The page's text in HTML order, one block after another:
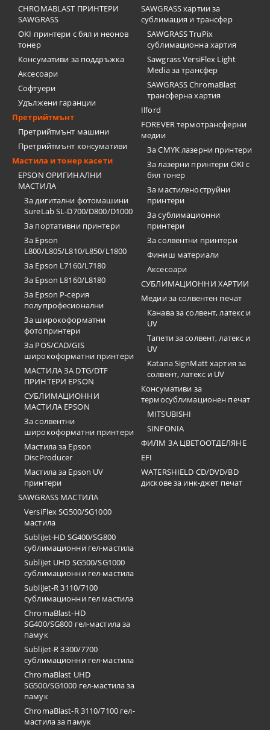
CHROMABLAST ПРИНТЕРИ
SAWGRASS
OKI принтери с бял и неонов
тонер
Консумативи за поддръжка
Аксесоари
Софтуери
Удължени гаранции
Претрийтмънт
Претрийтмънт машини
Претрийтмънт консумативи
Мастила и тонер касети
EPSON ОРИГИНАЛНИ
МАСТИЛА
За дигитални фотомашини
SureLab SL-D700/D800/D1000
За портативни принтери
За Epson
L800/L805/L810/L850/L1800
За Epson L7160/L7180
За Epson L8160/L8180
За Epson P-серия
полупрофесионални
За широкоформатни
фотопринтери
За POS/CAD/GIS
широкоформатни принтери
МАСТИЛА ЗА DTG/DTF
ПРИНТЕРИ EPSON
СУБЛИМАЦИОННИ
МАСТИЛА EPSON
За солвентни
широкоформатни принтери
Мастила за Epson
DiscProducer
Мастила за Epson UV
принтери
SAWGRASS МАСТИЛА
VersiFlex SG500/SG1000
мастила
SubliJet-HD SG400/SG800
сублимационни гел-мастила
SubliJet UHD SG500/SG1000
сублимационни гел-мастила
SubliJet-R 3110/7100
сублимационни гел мастила
ChromaBlast-HD
SG400/SG800 гел-мастила за
памук
SubliJet-R 3300/7700
сублимационни гел-мастила
ChromaBlast UHD
SG500/SG1000 гел-мастила за
памук
ChromaBlast-R 3110/7100 гел-
мастила за памук
SAWGRASS хартии за
сублимация и трансфер
SAWGRASS TruPix
сублимационна хартия
Sawgrass VersiFlex Light
Media за трансфер
SAWGRASS ChromaBlast
трансферна хартия
Ilford
FOREVER термотрансферни
медии
За CMYK лазерни принтери
За лазерни принтери OKI с
бял тонер
За мастиленоструйни
принтери
За сублимационни
принтери
За солвентни принтери
Финиш материали
Аксесоари
СУБЛИМАЦИОННИ ХАРТИИ
Медии за солвентен печат
Канава за солвент, латекс и
UV
Тапети за солвент, латекс и
UV
Katana SignMatt хартия за
солвент, латекс и UV
Консумативи за
термосублимационен печат
MITSUBISHI
SINFONIA
ФИЛМ ЗА ЦВЕТООТДЕЛЯНЕ
EFI
WATERSHIELD CD/DVD/BD
дискове за инк-джет печат